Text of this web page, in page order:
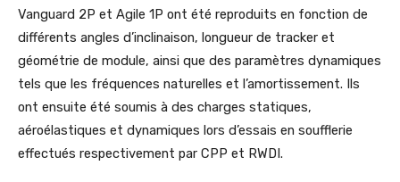
Vanguard 2P et Agile 1P ont été reproduits en fonction de
différents angles d’inclinaison, longueur de tracker et
géométrie de module, ainsi que des paramètres dynamiques
tels que les fréquences naturelles et l’amortissement. Ils
ont ensuite été soumis à des charges statiques,
aéroélastiques et dynamiques lors d’essais en soufflerie
effectués respectivement par CPP et RWDI.